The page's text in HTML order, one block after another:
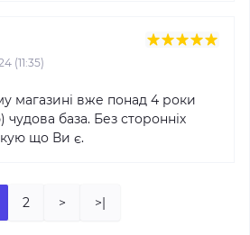
(11:35)
магазині вже понад 4 роки
база. Без сторонніх
що Ви є.
2 > >|